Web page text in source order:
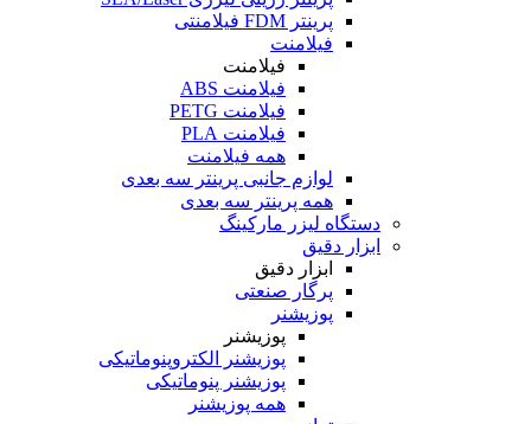
پرینتر FDM فیلامنتی
فیلامنت
فیلامنت
فیلامنت ABS
فیلامنت PETG
فیلامنت PLA
همه فیلامنت
لوازم جانبی پرینتر سه بعدی
همه پرینتر سه بعدی
دستگاه لیزر مارکینگ
ابزار دقیق
ابزار دقیق
پرگار صنعتی
پوزیشنر
پوزیشنر
پوزیشنر الکتروپنوماتیکی
پوزیشنر پنوماتیکی
همه پوزیشنر